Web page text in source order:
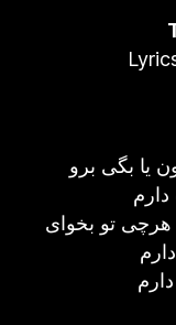
یا بگی برو
تو بخوای